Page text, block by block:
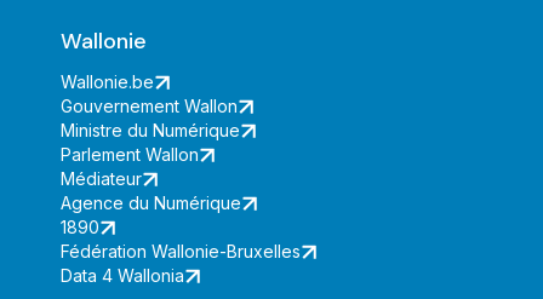
Wallonie
Wallonie.be
Gouvernement Wallon
Ministre du Numérique
Parlement Wallon
Médiateur
Agence du Numérique
1890
Fédération Wallonie-Bruxelles
Data 4 Wallonia